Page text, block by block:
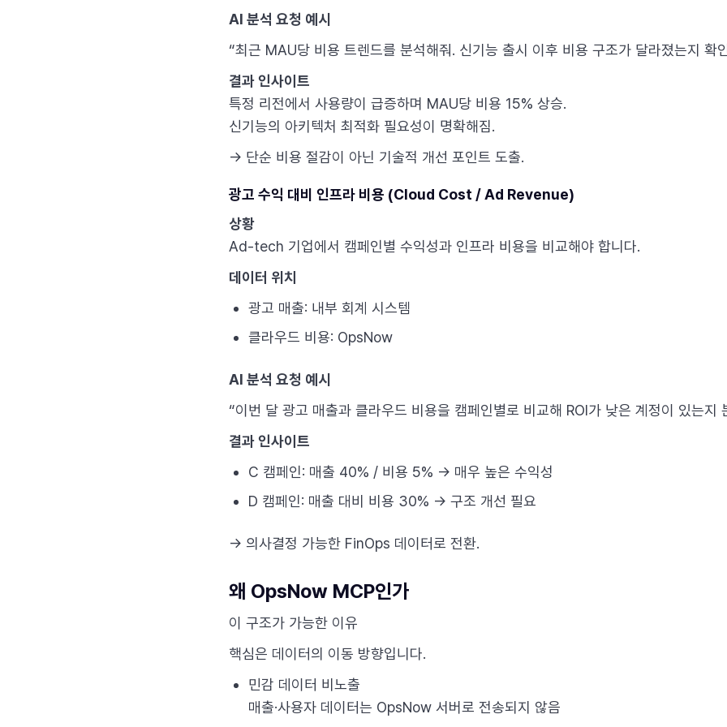
AI 분석 요청 예시
“최근 MAU당 비용 트렌드를 분석해줘. 신기능 출시 이후 비용 구조가 달라졌는지 확
결과 인사이트
특정 리전에서 사용량이 급증하며 MAU당 비용 15% 상승.
신기능의 아키텍처 최적화 필요성이 명확해짐.
→ 단순 비용 절감이 아닌 기술적 개선 포인트 도출.
광고 수익 대비 인프라 비용 (Cloud Cost / Ad Revenue)
상황
Ad-tech 기업에서 캠페인별 수익성과 인프라 비용을 비교해야 합니다.
데이터 위치
광고 매출: 내부 회계 시스템
클라우드 비용: OpsNow
AI 분석 요청 예시
“이번 달 광고 매출과 클라우드 비용을 캠페인별로 비교해 ROI가 낮은 계정이 있는지
결과 인사이트
C 캠페인: 매출 40% / 비용 5% → 매우 높은 수익성
D 캠페인: 매출 대비 비용 30% → 구조 개선 필요
→ 의사결정 가능한 FinOps 데이터로 전환.
왜 OpsNow MCP인가
이 구조가 가능한 이유
핵심은 데이터의 이동 방향입니다.
민감 데이터 비노출
매출·사용자 데이터는 OpsNow 서버로 전송되지 않음